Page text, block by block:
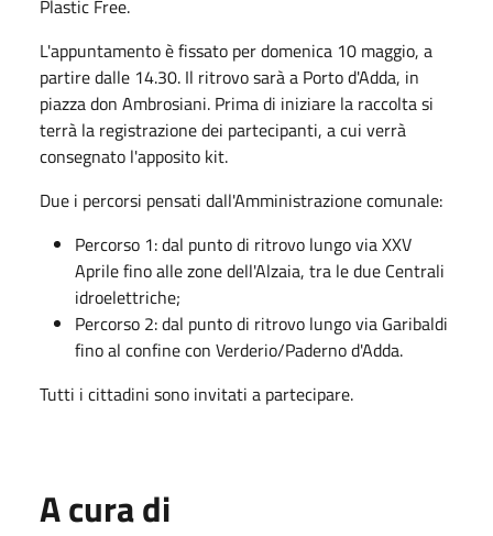
Plastic Free.
L'appuntamento è fissato per domenica 10 maggio, a
partire dalle 14.30. Il ritrovo sarà a Porto d'Adda, in
piazza don Ambrosiani. Prima di iniziare la raccolta si
terrà la registrazione dei partecipanti, a cui verrà
consegnato l'apposito kit.
Due i percorsi pensati dall'Amministrazione comunale:
Percorso 1: dal punto di ritrovo lungo via XXV
Aprile fino alle zone dell'Alzaia, tra le due Centrali
idroelettriche;
Percorso 2: dal punto di ritrovo lungo via Garibaldi
fino al confine con Verderio/Paderno d'Adda.
Tutti i cittadini sono invitati a partecipare.
A cura di